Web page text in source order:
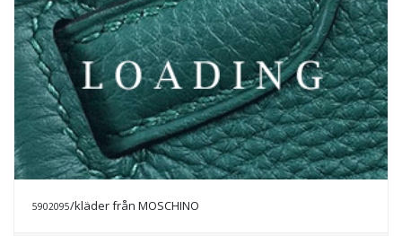
5902095/kläder från MOSCHINO